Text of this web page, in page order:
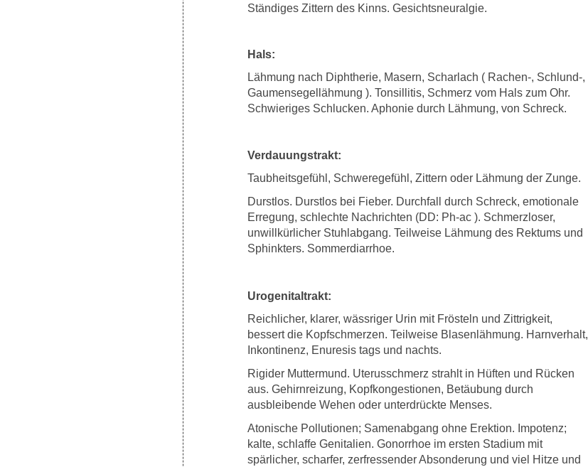
Ständiges Zittern des Kinns. Gesichtsneuralgie.
Hals:
Lähmung nach Diphtherie, Masern, Scharlach ( Rachen-, Schlund-,
Gaumensegellähmung ). Tonsillitis, Schmerz vom Hals zum Ohr.
Schwieriges Schlucken. Aphonie durch Lähmung, von Schreck.
Verdauungstrakt:
Taubheitsgefühl, Schweregefühl, Zittern oder Lähmung der Zunge.
Durstlos. Durstlos bei Fieber. Durchfall durch Schreck, emotionale
Erregung, schlechte Nachrichten (DD: Ph-ac ). Schmerzloser,
unwillkürlicher Stuhlabgang. Teilweise Lähmung des Rektums und
Sphinkters. Sommerdiarrhoe.
Urogenitaltrakt:
Reichlicher, klarer, wässriger Urin mit Frösteln und Zittrigkeit,
bessert die Kopfschmerzen. Teilweise Blasenlähmung. Harnverhalt,
Inkontinenz, Enuresis tags und nachts.
Rigider Muttermund. Uterusschmerz strahlt in Hüften und Rücken
aus. Gehirnreizung, Kopfkongestionen, Betäubung durch
ausbleibende Wehen oder unterdrückte Menses.
Atonische Pollutionen; Samenabgang ohne Erektion. Impotenz;
kalte, schlaffe Genitalien. Gonorrhoe im ersten Stadium mit
spärlicher, scharfer, zerfressender Absonderung und viel Hitze und